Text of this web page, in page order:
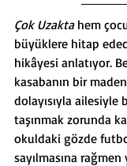
Çok Uzakta hem
büyüklere hitap
hikâyesi anlatıyor.
kasabanın bir
dolayısıyla ailesiyle
taşınmak zorunda
okuldaki gözde
sayılmasına